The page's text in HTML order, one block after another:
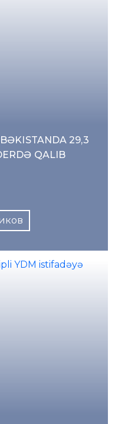
29,3
QALIB